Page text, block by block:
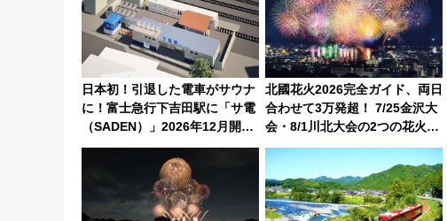
日本初！引退した電車がサウナ
に！富士急行下吉田駅に「サ電
（SADEN）」2026年12月開
業 行き交う電車の音や振動を
感じながら「ととのう」新感覚
北國花火2026完全ガイド、両日
合わせて3万発超！ 7/25金沢大
会・8/1川北大会の2つの花火大
会の日程・アクセス・観覧席ま